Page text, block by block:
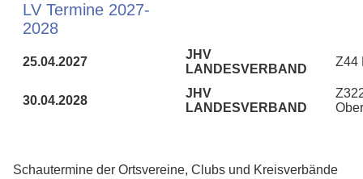
LV Termine 2027-
2028
25.04.2027
JHV
LANDESVERBAND
Z44
30.04.2028
JHV
LANDESVERBAND
Schautermine der Ortsvereine, Clubs und Kreisverbände